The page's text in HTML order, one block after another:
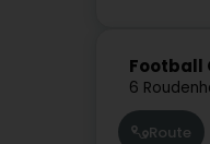
Football
6
Route